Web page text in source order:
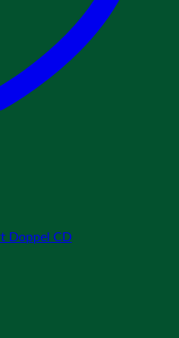
Doppel CD